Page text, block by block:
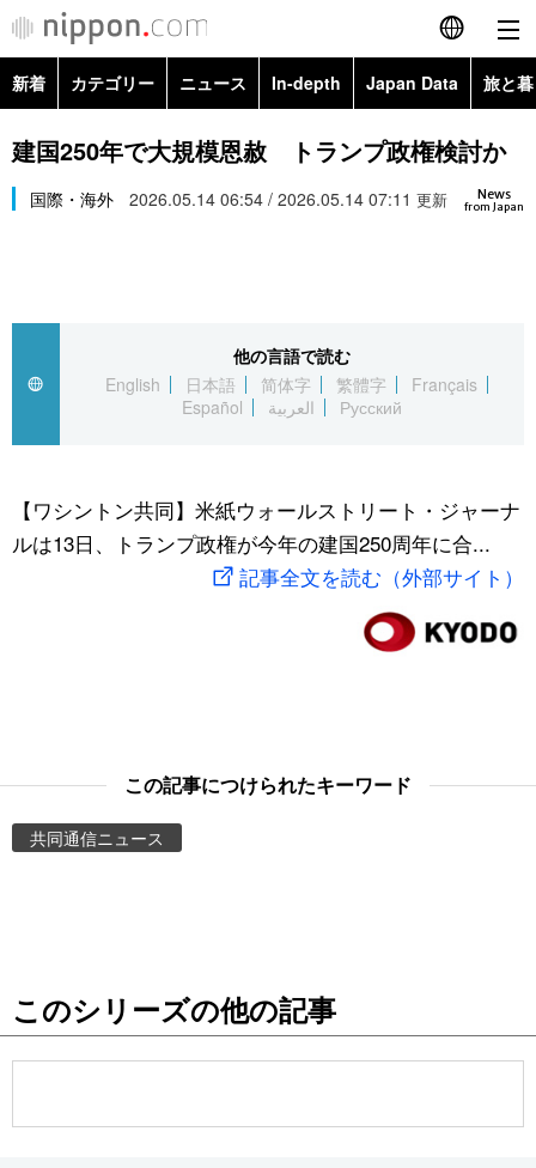
English
简体字
繁體字
العربية
社会
スポーツ・東京2020
旅と暮らし
Images
新着 カテゴリー ニュース In-depth Japan Data 旅と
政治・外交
経済・ビジネス
社会
文化
科学・技術
暮らし
Topics
Images
お知らせ
建国250年で大規模恩赦 トランプ政権検討か
News
from Japan
国際・海外 2026.05.14 06:54 / 2026.05.14 07:11 更新
他の言語で読む
English
日本語 简体字 繁體字
Français
Español
العربية Русский
【ワシントン共同】米紙ウォールストリート・ジャーナ
ルは13日、トランプ政権が今年の建国250周年に合...
記事全文を読む（外部サイト）
この記事につけられたキーワード
共同通信ニュース
このシリーズの他の記事